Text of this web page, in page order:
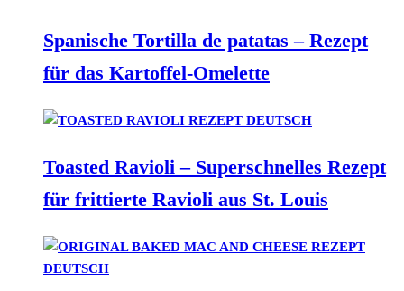
Spanische Tortilla de patatas – Rezept
für das Kartoffel-Omelette
Toasted Ravioli – Superschnelles Rezept
für frittierte Ravioli aus St. Louis